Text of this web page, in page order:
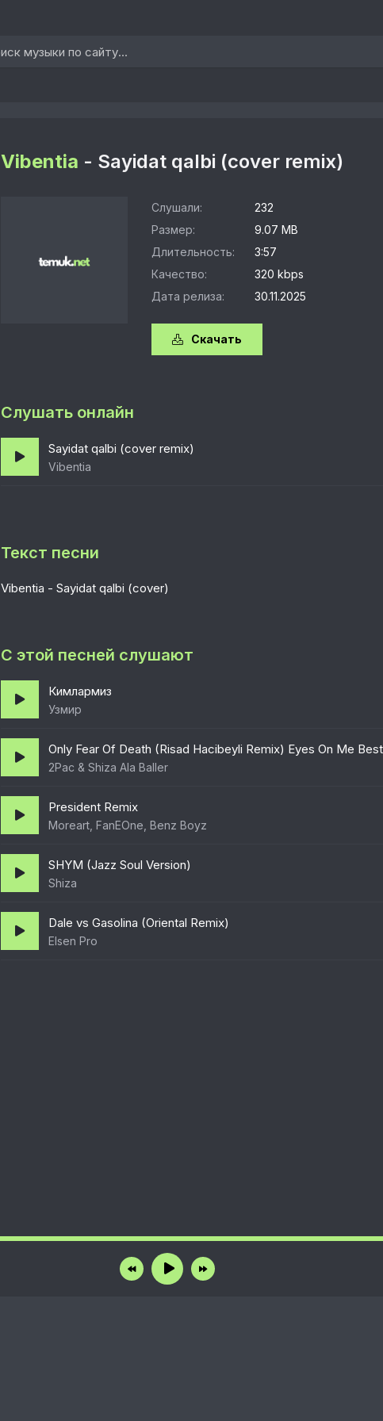
Vibentia - Sayidat qalbi (cover remix)
Слушали:
232
Размер:
9.07 MB
Длительность:
3:57
Качество:
320 kbps
Дата релиза:
30.11.2025
Скачать
Слушать онлайн
Sayidat qalbi (cover remix)
Vibentia
Текст песни
Vibentia - Sayidat qalbi (cover)
С этой песней слушают
Кимлармиз
Узмир
Only Fear Of Death (Risad Hacibeyli Remix) Eyes On Me
2Pac & Shiza Ala Baller
President Remix
Moreart, FanEOne, Benz Boyz
SHYM (Jazz Soul Version)
Shiza
Dale vs Gasolina (Oriental Remix)
Elsen Pro